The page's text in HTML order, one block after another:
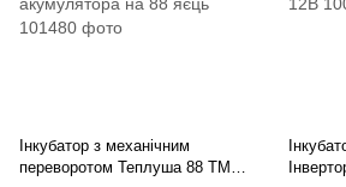
Інкубатор з механічним
переворотом Теплуша 88 ТМВ